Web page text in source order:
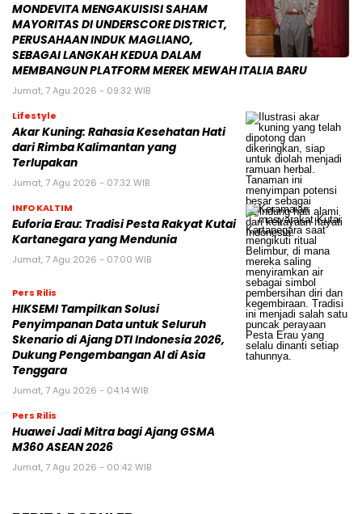
MONDEVITA MENGAKUISISI SAHAM
MAYORITAS DI UNDERSCORE DISTRICT,
PERUSAHAAN INDUK MAGLIANO,
SEBAGAI LANGKAH KEDUA DALAM
MEMBANGUN PLATFORM MEREK MEWAH ITALIA BARU
Jumat, 7 Agu 2026 - 09:32 WIB
Lifestyle
Akar Kuning: Rahasia Kesehatan Hati
dari Rimba Kalimantan yang
Terlupakan
Jumat, 7 Agu 2026 - 07:32 WIB
INFO KALTIM
Euforia Erau: Tradisi Pesta Rakyat Kutai
Kartanegara yang Mendunia
Jumat, 7 Agu 2026 - 07:00 WIB
Pers Rilis
HIKSEMI Tampilkan Solusi
Penyimpanan Data untuk Seluruh
Skenario di Ajang DTI Indonesia 2026,
Dukung Pengembangan AI di Asia
Tenggara
Jumat, 7 Agu 2026 - 04:14 WIB
Pers Rilis
Huawei Jadi Mitra bagi Ajang GSMA
M360 ASEAN 2026
Jumat, 7 Agu 2026 - 00:42 WIB